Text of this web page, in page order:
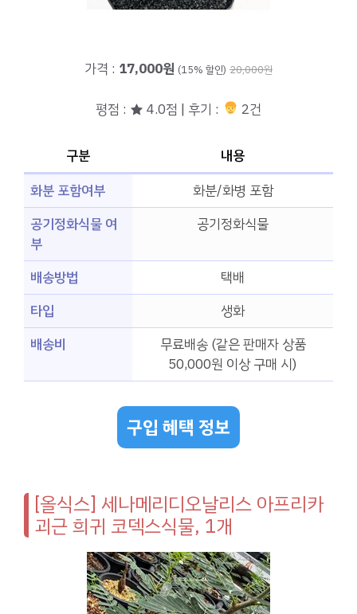
가격 : 17,000원 (15% 할인) 20,000원
평점 : ★ 4.0점 | 후기 : 2건
구분
내용
화분 포함여부
화분/화병 포함
공기정화식물 여
부
공기정화식물
배송방법
택배
타입
생화
배송비
무료배송 (같은 판매자 상품
50,000원 이상 구매 시)
구입 혜택 정보
[올식스] 세나메리디오날리스 아프리카
괴근 희귀 코덱스식물, 1개